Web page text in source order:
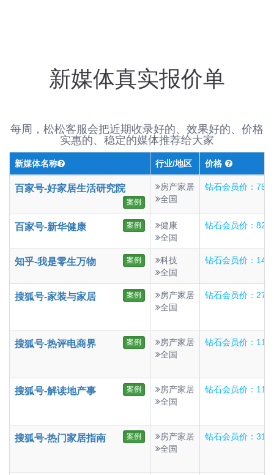
新媒体真实报价单
每周，松松客服会把近期收录好的、效果好的、价格
实惠的、稳定的媒体推荐给大家
新媒体名称 行业/地区 价格
百家号-好家居生活研究院
案例
房产家居
全国
钻石会员价：75元
百家号-新华健康 案例
健康
全国
钻石会员价：82元
知乎-我是零生万物 案例
科技
全国
钻石会员价：146
搜狐号-家装与家居 案例
房产家居
全国
钻石会员价：27元
搜狐号-热评电商界 案例
房产家居
全国
钻石会员价：110
搜狐号-解读地产事 案例
房产家居
全国
钻石会员价：110
搜狐号-热门家居指南 案例
房产家居
全国
钻石会员价：31元